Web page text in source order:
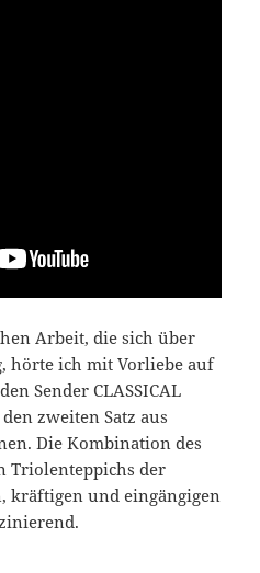
Arbeit, die sich über
hörte ich mit Vorliebe auf
den Sender CLASSICAL
zweiten Satz aus
Die Kombination des
Triolenteppichs der
kräftigen und eingängigen